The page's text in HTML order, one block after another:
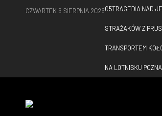
CZWARTEK 6 SIERPNIA 202605TRAGEDIA NAD
STRAŻAKÓW Z
TRANSPORTEM
NA LOTNISKU